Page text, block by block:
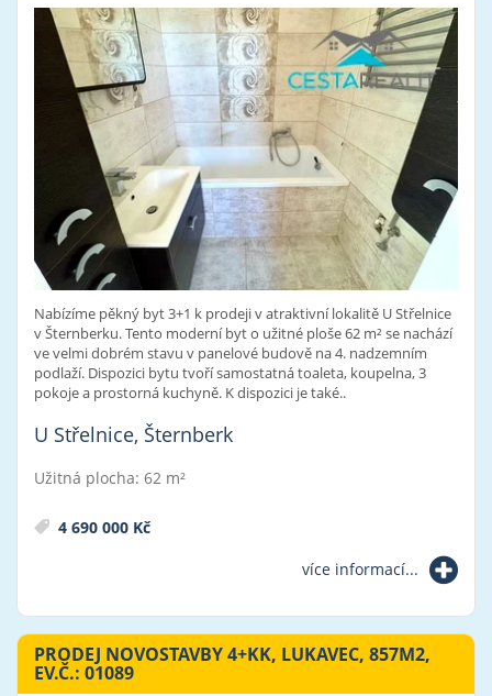
Nabízíme pěkný byt 3+1 k prodeji v atraktivní lokalitě U Střelnice
v Šternberku. Tento moderní byt o užitné ploše 62 m² se nachází
ve velmi dobrém stavu v panelové budově na 4. nadzemním
podlaží. Dispozici bytu tvoří samostatná toaleta, koupelna, 3
pokoje a prostorná kuchyně. K dispozici je také..
U Střelnice, Šternberk
Užitná plocha: 62 m²
4 690 000 Kč
více informací...
PRODEJ NOVOSTAVBY 4+KK, LUKAVEC, 857M2,
EV.Č.: 01089